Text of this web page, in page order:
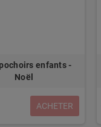
enfants -
Noël
ACHETER